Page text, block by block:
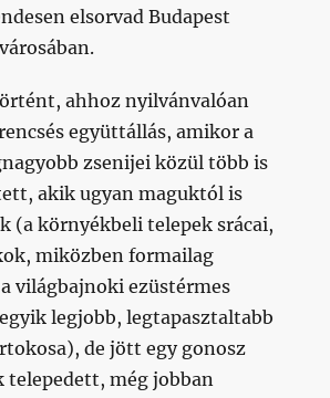
elsorvad Budapest
ahhoz nyilvánvalóan
együttállás, amikor a
zsenijei közül több is
akik ugyan maguktól is
(a környékbeli telepek srácai,
miközben formailag
világbajnoki ezüstérmes
legjobb, legtapasztaltabb
de jött egy gonosz
telepedett, még jobban